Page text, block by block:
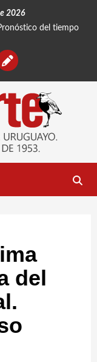
2026
del tiempo
Contáctanos
del